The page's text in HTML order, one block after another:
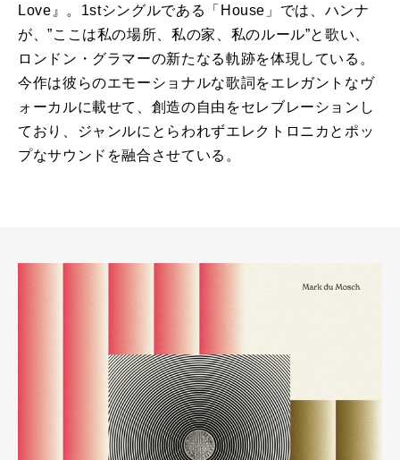
Love』。1stシングルである「House」では、ハンナ
が、”ここは私の場所、私の家、私のルール”と歌い、
ロンドン・グラマーの新たなる軌跡を体現している。
今作は彼らのエモーショナルな歌詞をエレガントなヴ
ォーカルに載せて、創造の自由をセレブレーションし
ており、ジャンルにとらわれずエレクトロニカとポッ
プなサウンドを融合させている。